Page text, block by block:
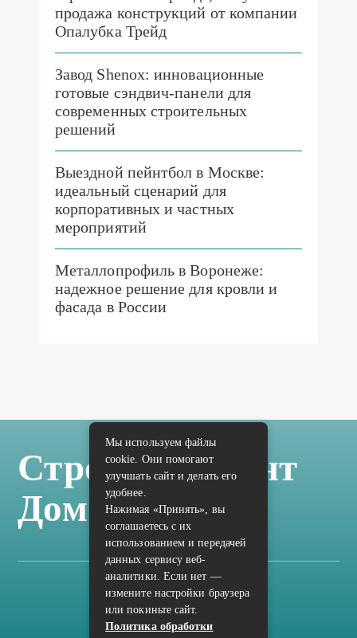
продажа конструкций от компании
Опалубка Трейд
Завод Shenox: инновационные
готовые сэндвич-панели для
современных строительных
решений
Выездной пейнтбол в Москве:
идеальный сценарий для
корпоративных и частных
мероприятий
Металлопрофиль в Воронеже:
надежное решение для кровли и
фасада в России
Стройка Ремонт
Дом Отделка
Карта сайта
Политика конфиденциальности
Мы используем файлы
cookie. Они помогают
улучшать сайт и делать его
удобнее.
Нажимая «Принять», вы
соглашаетесь с их
использованием и передачей
данных сервису веб-
аналитики. Если нет —
измените настройки браузера
или покиньте сайт.
Политика обработки